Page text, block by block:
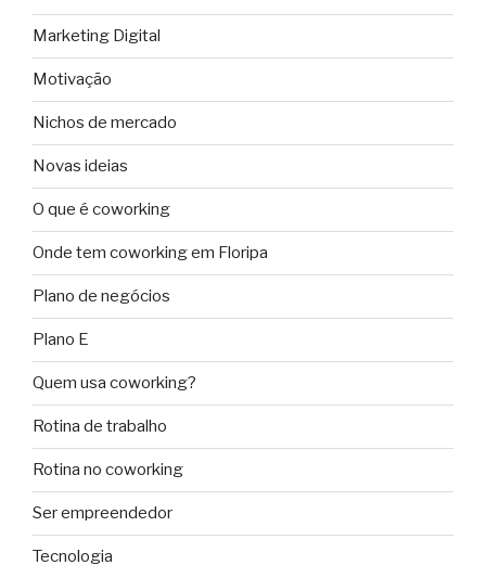
Marketing Digital
Motivação
Nichos de mercado
Novas ideias
O que é coworking
Onde tem coworking em Floripa
Plano de negócios
Plano E
Quem usa coworking?
Rotina de trabalho
Rotina no coworking
Ser empreendedor
Tecnologia